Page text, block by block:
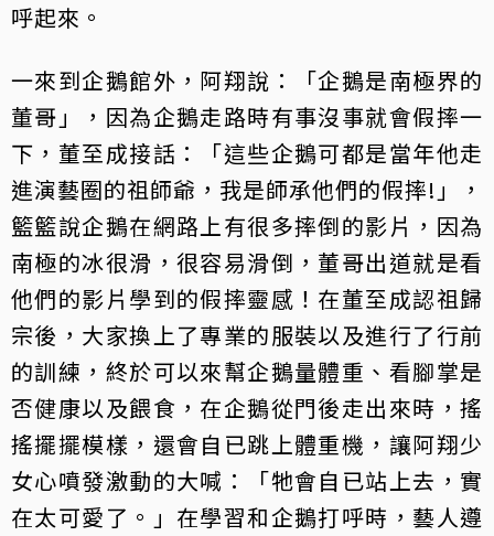
呼起來。
一來到企鵝館外，阿翔說：「企鵝是南極界的
董哥」，因為企鵝走路時有事沒事就會假摔一
下，董至成接話：「這些企鵝可都是當年他走
進演藝圈的祖師爺，我是師承他們的假摔!」，
籃籃說企鵝在網路上有很多摔倒的影片，因為
南極的冰很滑，很容易滑倒，董哥出道就是看
他們的影片學到的假摔靈感！在董至成認祖歸
宗後，大家換上了專業的服裝以及進行了行前
的訓練，終於可以來幫企鵝量體重、看腳掌是
否健康以及餵食，在企鵝從門後走出來時，搖
搖擺擺模樣，還會自已跳上體重機，讓阿翔少
女心噴發激動的大喊：「牠會自已站上去，實
在太可愛了。」在學習和企鵝打呼時，藝人遵